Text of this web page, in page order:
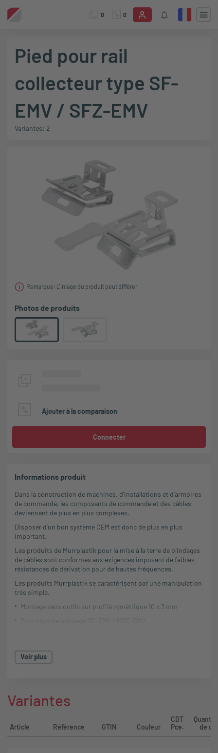
0 0
Pied pour rail
collecteur type SF-
EMV / SFZ-EMV
Variantes: 2
Remarque: L'image du produit peut différer
Photos de produits
Ajouter à la comparaison
Connecter
Informations produit
Dans la construction de machines, d'installations et d'armoires
de commande, les composants de commande et des câbles
deviennent de plus en plus complexes.
Disposer d'un bon système CEM est donc de plus en plus
important.
Les produits de Murrplastik pour la mise à la terre de blindages
de câbles sont conformes aux exigences imposant de faibles
résistances de dérivation pour de hautes fréquences.
Les produits Murrplastik se caractérisent par une manipulation
très simple.
Montage sans outils sur profilé symétrique 10 x 3 mm
Moins de pièces en stock
Voir plus
Variantes
Article Référence GTIN Couleur
CDT
Pce.
de